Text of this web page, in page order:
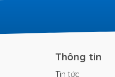
Thông tin
Tin tức